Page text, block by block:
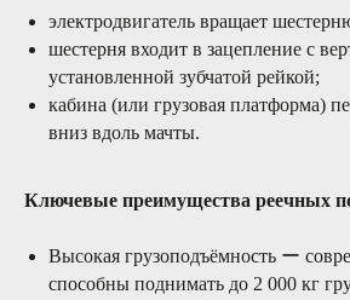
электродвигатель вращает
шестерня входит в зацепление с
установленной зубчатой рейкой;
кабина (или грузовая платформа)
вниз вдоль мачты.
Ключевые преимущества реечных
Высокая грузоподъёмность ー
способны поднимать до 2 000 кг
01/
Оперативность
Преимущества